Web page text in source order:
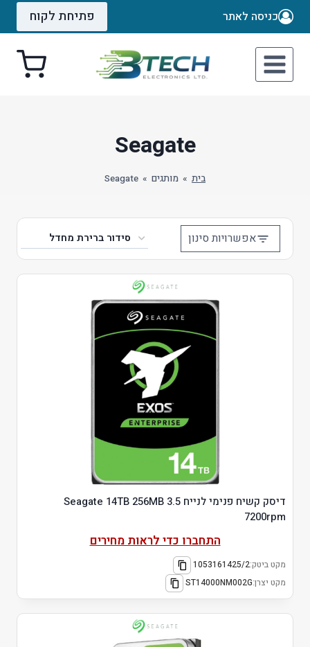
Skip
כניסה לאתר פתיחת לקוח
Seagate
בית » מותגים »
Seagate
אפשרויות סינון
דיסק קשיח פנימי לנייח 3.5 Seagate 14TB 256MB
7200rpm
התחברו כדי לראות מחירים
מקט ביטק:1053161425/2
מקט יצרן:ST14000NM002G